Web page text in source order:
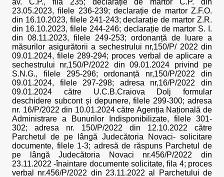
av. C.P., fila 235; declarație de martor C.P. din
23.05.2023, filele 236-239; declarație de martor Z.F.O.
din 16.10.2023, filele 241-243; declarație de martor Z.R.
din 16.10.2023, filele 244-246; declarație de martor S. I.
din 08.11.2023, filele 249-253; ordonanță de luare a
măsurilor asigurătorii a sechestrului nr,150/P/ 2022 din
09.01.2024, filele 289-294; proces verbal de aplicare a
sechestrului nr,150/P/2022 din 09.01.2024 privind pe
S.N.G., filele 295-296; ordonanță nr,150/P/2022 din
09.01.2024, filele 297-298; adresa nr,16/P/2022 din
09.01.2024 către U.C.B.Craiova Dolj formular
deschidere subcont și depunere, filele 299-300; adresa
nr. 16/P/2022 din 10.01.2024 către Agenția Națională de
Administrare a Bunurilor Indisponibilizate, filele 301-
302; adresa nr. 150/P/2022 din 12.10.2022 către
Parchetul de pe lângă Judecătoria Novaci- solicitare
documente, filele 1-3; adresă de răspuns Parchetul de
pe lângă Judecătoria Novaci nr.456/P/2022 din
23.11.2022 -înaintare documente solicitate, fila 4; proces
verbal nr.456/P/2022 din 23.11.2022 al Parchetului de